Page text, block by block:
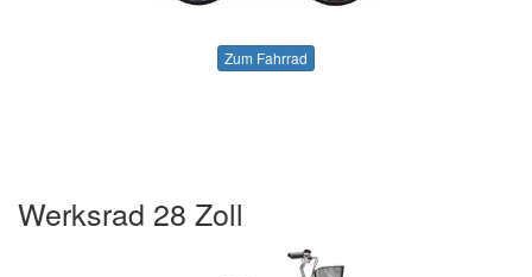
Zum Fahrrad
Werksrad 28 Zoll